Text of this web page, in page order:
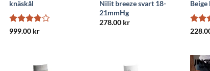
knäskål
Betygsatt
999.00 kr
Nilit breeze svart 18-
21mmHg
278.00 kr